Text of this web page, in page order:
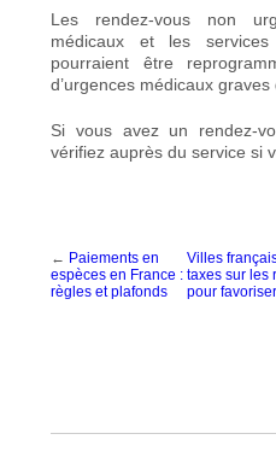
Les rendez-vous non
médicaux et les services
pourraient être
d’urgences médicaux
Si vous avez un rendez-
vérifiez auprès du service si
← Paiements en
espèces en France :
règles et plafonds
Villes
taxes sur les
pour